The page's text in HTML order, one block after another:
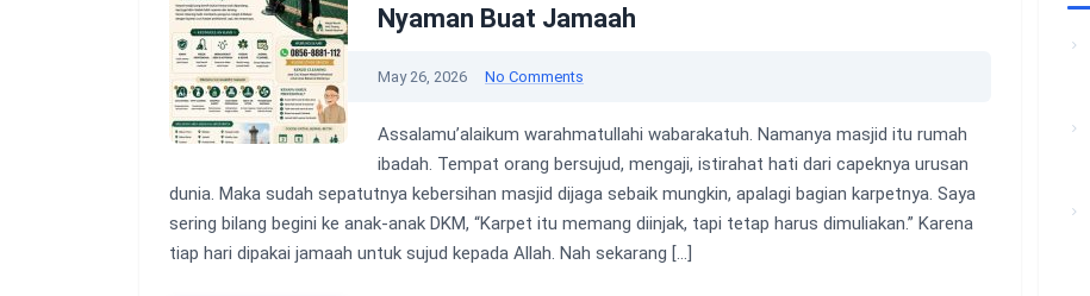
Nyaman Buat Jamaah
May 26, 2026 No Comments
Assalamu’alaikum warahmatullahi wabarakatuh. Namanya masjid itu rumah
ibadah. Tempat orang bersujud, mengaji, istirahat hati dari capeknya urusan
dunia. Maka sudah sepatutnya kebersihan masjid dijaga sebaik mungkin, apalagi bagian karpetnya. Saya
sering bilang begini ke anak-anak DKM, “Karpet itu memang diinjak, tapi tetap harus dimuliakan.” Karena
tiap hari dipakai jamaah untuk sujud kepada Allah. Nah sekarang […]